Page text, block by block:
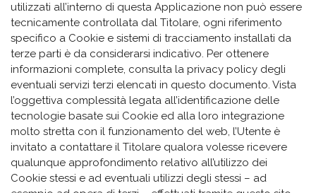
utilizzati all’interno di questa Applicazione non può essere
tecnicamente controllata dal Titolare, ogni riferimento
specifico a Cookie e sistemi di tracciamento installati da
terze parti è da considerarsi indicativo. Per ottenere
informazioni complete, consulta la privacy policy degli
eventuali servizi terzi elencati in questo documento. Vista
l’oggettiva complessità legata all’identificazione delle
tecnologie basate sui Cookie ed alla loro integrazione
molto stretta con il funzionamento del web, l’Utente è
invitato a contattare il Titolare qualora volesse ricevere
qualunque approfondimento relativo all’utilizzo dei
Cookie stessi e ad eventuali utilizzi degli stessi – ad